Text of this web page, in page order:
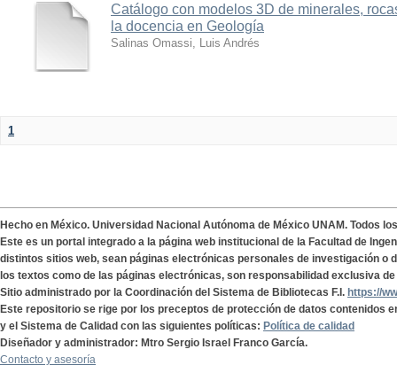
Catálogo con modelos 3D de minerales,
la docencia en Geología
Salinas Omassi, Luis Andrés
1
Hecho en México. Universidad Nacional Autónoma de México UNAM. Todos
Este es un portal integrado a la página web institucional de la Facultad de
distintos sitios web, sean páginas electrónicas personales de investigación o
los textos como de las páginas electrónicas, son responsabilidad exclusiva
Sitio administrado por la Coordinación del Sistema de Bibliotecas F.I. https://
Este repositorio se rige por los preceptos de protección de datos contenidos
y el Sistema de Calidad con las siguientes políticas: Política de calidad
Diseñador y administrador: Mtro Sergio Israel Franco García.
Contacto y asesoría